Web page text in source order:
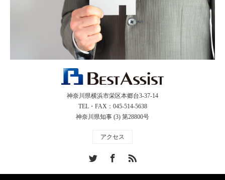
神奈川県横浜市栄区本郷台3-37-14
TEL・FAX：045-514-5638
神奈川県知事 (3) 第28800号
アクセス